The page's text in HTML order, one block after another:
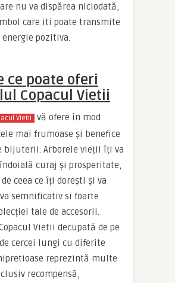
nu va dispărea niciodată,
care iti poate transmite
pozitiva.
ce poate oferi
Copacul Vietii
Vietii
vă ofere în mod
mai frumoase și benefice
bijuterii. Arborele vieții îți va
curaj și prosperitate,
ceea ce îți dorești și va
semnificativ si foarte
tale de accesorii.
Vietii decupată de pe
cercei lungi cu diferite
reprezintă multe
recompensă,